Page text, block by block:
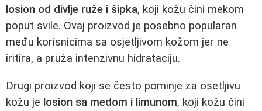
losion od divlje ruže i šipka, koji kožu čini mekom
poput svile. Ovaj proizvod je posebno popularan
među korisnicima sa osjetljivom kožom jer ne
iritira, a pruža intenzivnu hidrataciju.
Drugi proizvod koji se često pominje za osetljivu
kožu je losion sa medom i limunom, koji kožu čini